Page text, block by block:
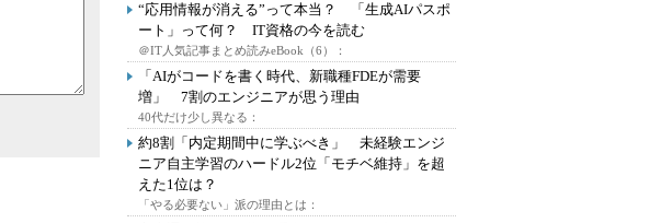
“応用情報が消える”って本当？ 「生成AIパスポ
ート」って何？ IT資格の今を読む
＠IT人気記事まとめ読みeBook（6）：
「AIがコードを書く時代、新職種FDEが需要
増」 7割のエンジニアが思う理由
40代だけ少し異なる：
約8割「内定期間中に学ぶべき」 未経験エンジ
ニア自主学習のハードル2位「モチベ維持」を超
えた1位は？
「やる必要ない」派の理由とは：